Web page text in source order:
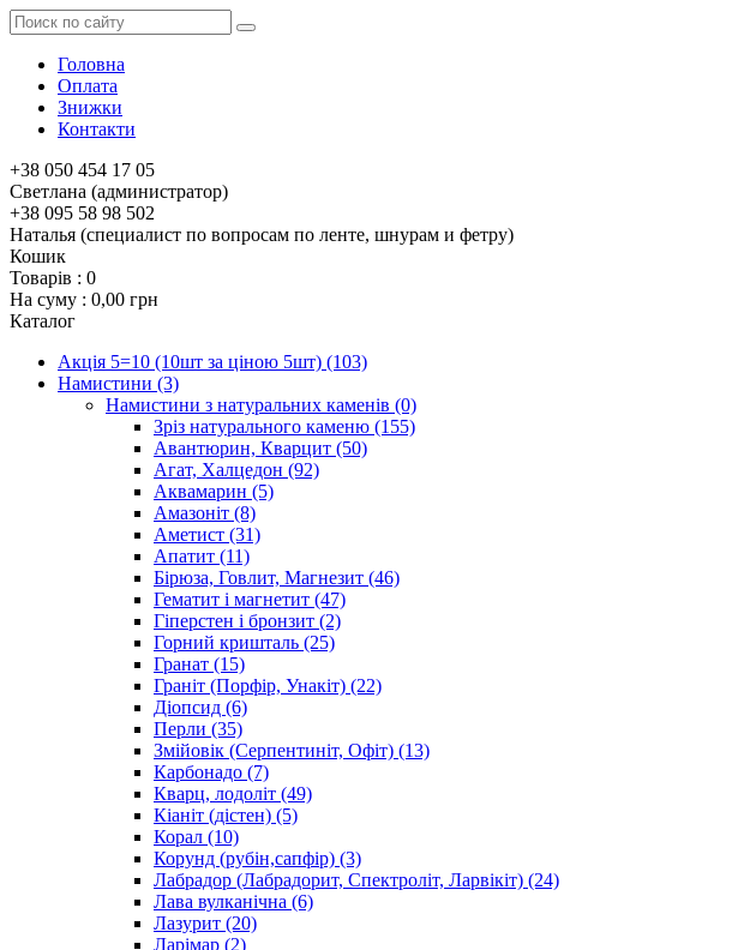
Головна
Оплата
Знижки
Контакти
+38 050 454 17 05
Светлана (администратор)
+38 095 58 98 502
Наталья (специалист по вопросам по ленте, шнурам и фетру)
Кошик
Товарів : 0
На суму : 0,00 грн
Каталог
Акція 5=10 (10шт за ціною 5шт) (103)
Намистини (3)
Намистини з натуральних каменів (0)
Зріз натурального каменю (155)
Авантюрин, Кварцит (50)
Агат, Халцедон (92)
Аквамарин (5)
Амазоніт (8)
Аметист (31)
Апатит (11)
Бірюза, Говлит, Магнезит (46)
Гематит і магнетит (47)
Гіперстен і бронзит (2)
Горний кришталь (25)
Гранат (15)
Граніт (Порфір, Унакіт) (22)
Діопсид (6)
Перли (35)
Змійовік (Серпентиніт, Офіт) (13)
Карбонадо (7)
Кварц, лодоліт (49)
Кіаніт (дістен) (5)
Корал (10)
Корунд (рубін,сапфір) (3)
Лабрадор (Лабрадорит, Спектроліт, Ларвікіт) (24)
Лава вулканічна (6)
Лазурит (20)
Ларімар (2)